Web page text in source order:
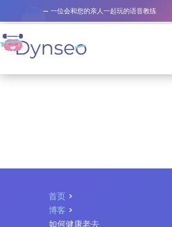
— 一位会和您的亲人一起玩的语音教练
首页>
博客 >
如何健康老去